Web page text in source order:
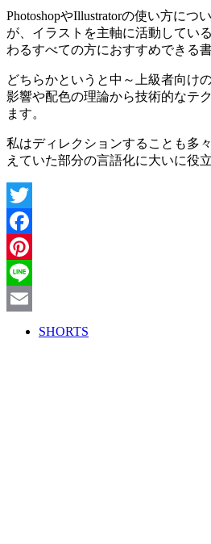
PhotoshopやIllustratorの使い方につ
が、イラストを主軸に活動してい
わるすべての方におすすめできる書
どちらかというと中～上級者向け
影響や配色の理論から技術的なテ
ます。
私はディレクションすることも多
えていた部分の言語化に大いに役
Twitter
Facebook
Pinterest
Line
SHORTS